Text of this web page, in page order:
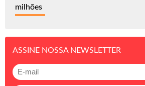
milhões
ASSINE NOSSA NEWSLETTER